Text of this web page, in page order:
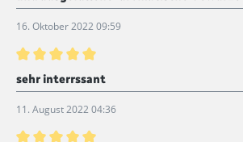
16. Oktober 2022 09:59
Bewertung mit 5 von 5 Sternen
sehr interrssant
11. August 2022 04:36